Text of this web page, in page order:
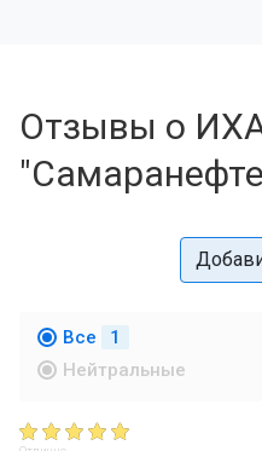
Отзывы о
Все 1
Нейтральные